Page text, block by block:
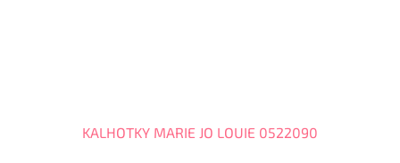
KALHOTKY MARIE JO LOUIE 0522090